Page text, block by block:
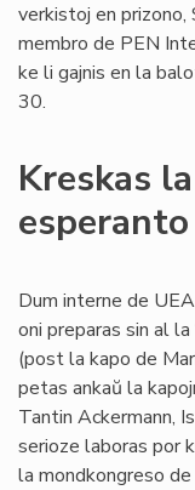
verkistoj en
membro de PEN
ke li gajnis en la
30.
Kreskas
Dum interne de
oni preparas sin al
(post la kapo de
petas ankaŭ la
Tantin Ackermann,
serioze laboras por
la mondkongreso